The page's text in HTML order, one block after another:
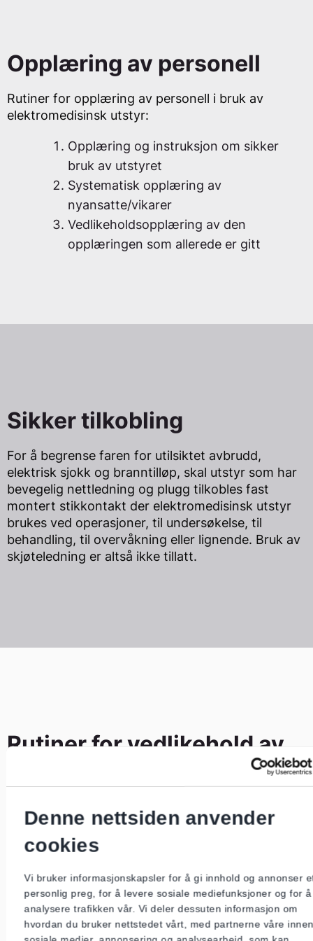
Denne nettsiden anvender
cookies
Vi bruker informasjonskapsler for å gi innhold og annonser
personlig preg, for å levere sosiale mediefunksjoner og for å
analysere trafikken vår. Vi deler dessuten informasjon om
hvordan du bruker nettstedet vårt, med partnerne våre innen
Opplæring av personell
Rutiner for opplæring av personell i bruk av
elektromedisinsk utstyr:
Opplæring og instruksjon om sikker
bruk av utstyret
Systematisk opplæring av
nyansatte/vikarer
Vedlikeholdsopplæring av den
opplæringen som allerede er gitt
Sikker tilkobling
For å begrense faren for utilsiktet avbrudd,
elektrisk sjokk og branntilløp, skal utstyr som har
bevegelig nettledning og plugg tilkobles fast
montert stikkontakt der elektromedisinsk utstyr
brukes ved operasjoner, til undersøkelse, til
behandling, til overvåkning eller lignende. Bruk av
skjøteledning er altså ikke tillatt.
Rutiner for vedlikehold av
en planlagt og systematisk måte slik at det til
enhver tid er sikkert og kan brukes uten fare
verdier.
Vedlikeholdet baseres på vurdering av risiko
og produsentens anbefalinger.